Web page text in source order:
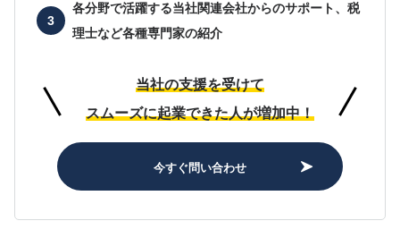
各分野で活躍する当社関連会社からのサポート、 税
理士など各種専門家の紹介
当社の支援を受けて
スムーズに起業できた人が増加中！
今すぐ問い合わせ